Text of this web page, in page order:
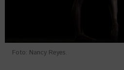
Foto: Nancy Reyes.